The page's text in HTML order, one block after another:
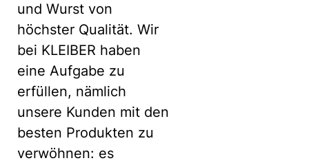
und Wurst von
höchster Qualität. Wir
bei KLEIBER haben
eine Aufgabe zu
erfüllen, nämlich
unsere Kunden mit den
besten Produkten zu
verwöhnen: es